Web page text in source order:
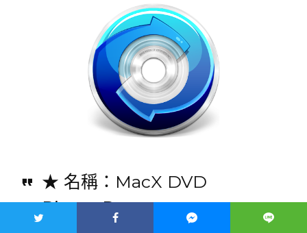
★ 名稱：MacX DVD
Ripper Pro